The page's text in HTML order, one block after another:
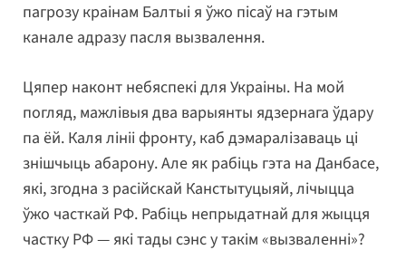
пагрозу краінам Балтыі я ўжо пісаў на гэтым
канале адразу пасля вызвалення.
Цяпер наконт небяспекі для Украіны. На мой
погляд, мажлівыя два варыянты ядзернага ўдару
па ёй. Каля лініі фронту, каб дэмаралізаваць ці
знішчыць абарону. Але як рабіць гэта на Данбасе,
які, згодна з расійскай Канстытуцыяй, лічыцца
ўжо часткай РФ. Рабіць непрыдатнай для жыцця
частку РФ — які тады сэнс у такім «вызваленні»?